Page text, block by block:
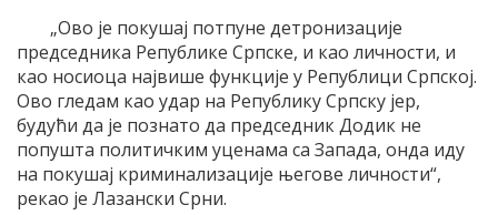
„Ово је покушај потпуне детронизације
председника Републике Српске, и као личности, и
као носиоца највише функције у Републици Српској.
Ово гледам као удар на Републику Српску јер,
будући да је познато да председник Додик не
попушта политичким уценама са Запада, онда иду
на покушај криминализације његове личности“,
рекао је Лазански Срни.